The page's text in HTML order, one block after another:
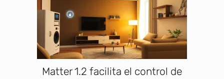
Matter 1.2 facilita el control de